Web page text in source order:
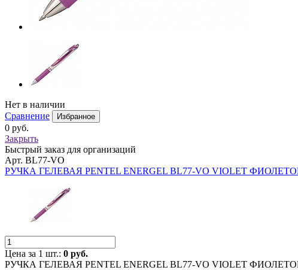
Нет в наличии
Сравнение
Избранное
0 руб.
Закрыть
Быстрый заказ для организаций
Арт. BL77-VO
РУЧКА ГЕЛЕВАЯ PENTEL ENERGEL BL77-VO VIOLET
Цена за 1 шт.: 0 руб.
РУЧКА ГЕЛЕВАЯ PENTEL ENERGEL BL77-VO VIOLET